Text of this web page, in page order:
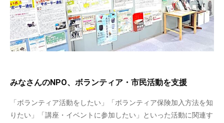
みなさんのNPO、ボランティア・市民活動を支援
「ボランティア活動をしたい」「ボランティア保険加入方法を知
りたい」「講座・イベントに参加したい」といった活動に関連す